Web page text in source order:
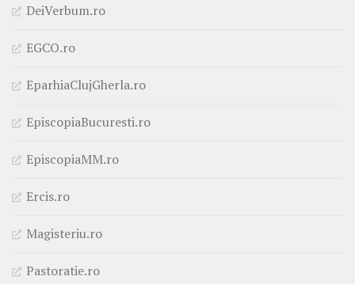
DeiVerbum.ro
EGCO.ro
EparhiaClujGherla.ro
EpiscopiaBucuresti.ro
EpiscopiaMM.ro
Ercis.ro
Magisteriu.ro
Pastoratie.ro